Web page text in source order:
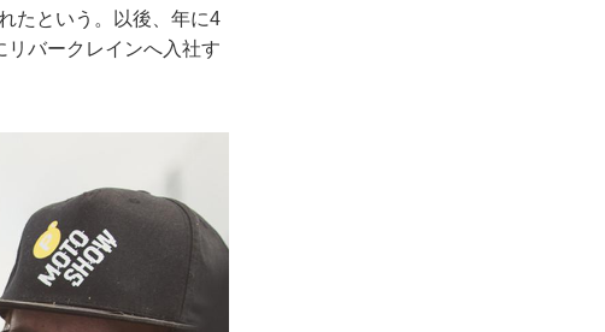
たという。以後、年に4
リバークレインへ入社す